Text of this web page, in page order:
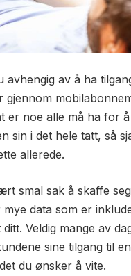
avhengig av å ha
gjennom
er noe alle må ha for
sin i det hele tatt, så
allerede.
smal sak å skaffe
data som er
Veldig mange av
sine tilgang til
du ønsker å vite.